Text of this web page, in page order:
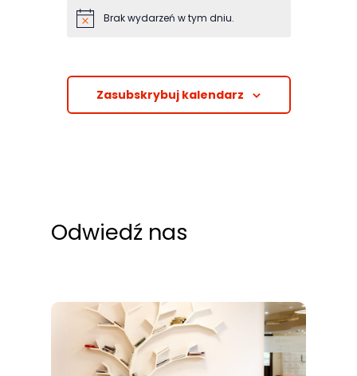
Brak wydarzeń w tym dniu.
Zasubskrybuj kalendarz
Odwiedź nas
poprawić
internetowej,
strona
internetowa
działała jak